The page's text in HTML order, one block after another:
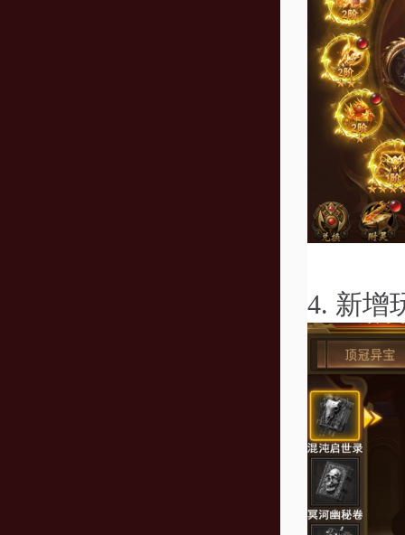
4. 新增